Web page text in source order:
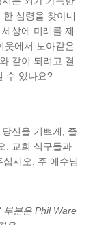
심령을 찾아내
상에 미래를 제
웃에서 노아같은
같이 되려고 결
수 있나요?
신을 기쁘게, 즐
. 교회 식구들과
시오. 주 에수님
부분은 Phil Ware